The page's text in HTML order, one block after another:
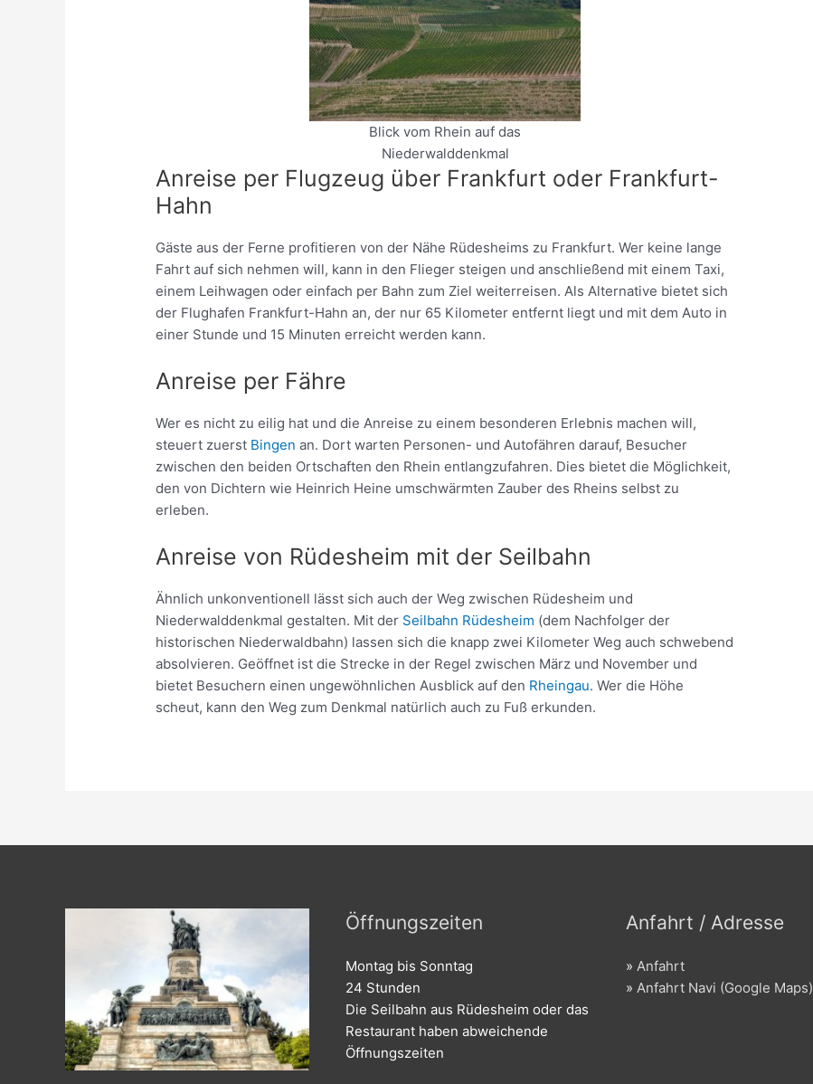
Blick vom Rhein auf das
Niederwalddenkmal
Anreise per Flugzeug über Frankfurt oder Frankfurt-
Hahn
Gäste aus der Ferne profitieren von der Nähe Rüdesheims zu Frankfurt. Wer keine lange
Fahrt auf sich nehmen will, kann in den Flieger steigen und anschließend mit einem Taxi,
einem Leihwagen oder einfach per Bahn zum Ziel weiterreisen. Als Alternative bietet sich
der Flughafen Frankfurt-Hahn an, der nur 65 Kilometer entfernt liegt und mit dem Auto in
einer Stunde und 15 Minuten erreicht werden kann.
Anreise per Fähre
Wer es nicht zu eilig hat und die Anreise zu einem besonderen Erlebnis machen will,
steuert zuerst Bingen an. Dort warten Personen- und Autofähren darauf, Besucher
zwischen den beiden Ortschaften den Rhein entlangzufahren. Dies bietet die Möglichkeit,
den von Dichtern wie Heinrich Heine umschwärmten Zauber des Rheins selbst zu
erleben.
Anreise von Rüdesheim mit der Seilbahn
Ähnlich unkonventionell lässt sich auch der Weg zwischen Rüdesheim und
Niederwalddenkmal gestalten. Mit der Seilbahn Rüdesheim (dem Nachfolger der
historischen Niederwaldbahn) lassen sich die knapp zwei Kilometer Weg auch schwebend
absolvieren. Geöffnet ist die Strecke in der Regel zwischen März und November und
bietet Besuchern einen ungewöhnlichen Ausblick auf den Rheingau. Wer die Höhe
scheut, kann den Weg zum Denkmal natürlich auch zu Fuß erkunden.
Öffnungszeiten
Montag bis Sonntag
24 Stunden
Die Seilbahn aus Rüdesheim oder das
Restaurant haben abweichende
Öffnungszeiten
Anfahrt / Adresse
» Anfahrt
» Anfahrt Navi (Google Maps)